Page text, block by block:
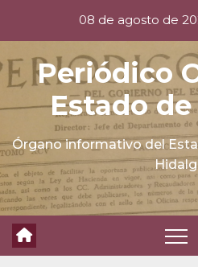
content
08 de agosto de
Periódico
Estado
Órgano informativo del